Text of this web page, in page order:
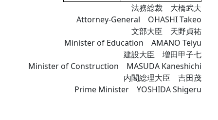
法務総裁 大橋武夫
Attorney-General OHASHI Takeo
文部大臣 天野貞祐
Minister of Education AMANO Teiyu
建設大臣 増田甲子七
Minister of Construction MASUDA Kaneshichi
内閣総理大臣 吉田茂
Prime Minister YOSHIDA Shigeru